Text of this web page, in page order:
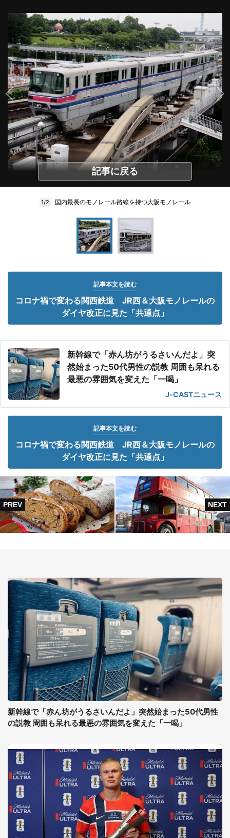
記事に戻る
1/2 国内最長のモノレール路線を持つ大阪モノレール
記事本文を読む
コロナ禍で変わる関西鉄道 JR西＆大阪モノレールの
ダイヤ改正に見た「共通点」
新幹線で「赤ん坊がうるさいんだよ」突
然始まった50代男性の説教 周囲も呆れる
最悪の雰囲気を変えた「一喝」
J-CASTニュース
記事本文を読む
コロナ禍で変わる関西鉄道 JR西＆大阪モノレールの
ダイヤ改正に見た「共通点」
新幹線で「赤ん坊がうるさいんだよ」突然始まった50代男性
の説教 周囲も呆れる最悪の雰囲気を変えた「一喝」